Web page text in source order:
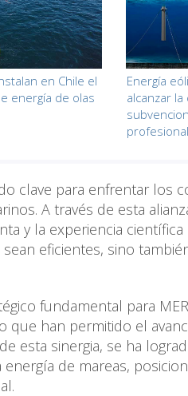
en Chile el
energía de olas
Energía
alcanzar
clave para enfrentar los
A través de esta
y la experiencia científica
eficientes, sino
fundamental para
han permitido el
esta sinergia, se ha
de mareas,